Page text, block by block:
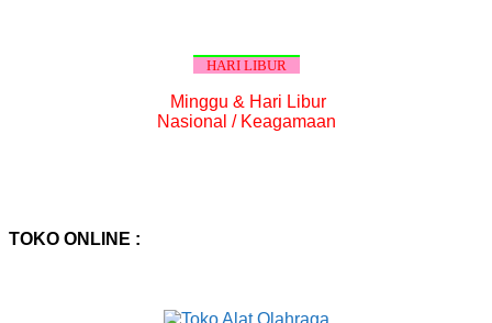
HARI LIBUR
Minggu & Hari Libur
Nasional / Keagamaan
TOKO ONLINE :